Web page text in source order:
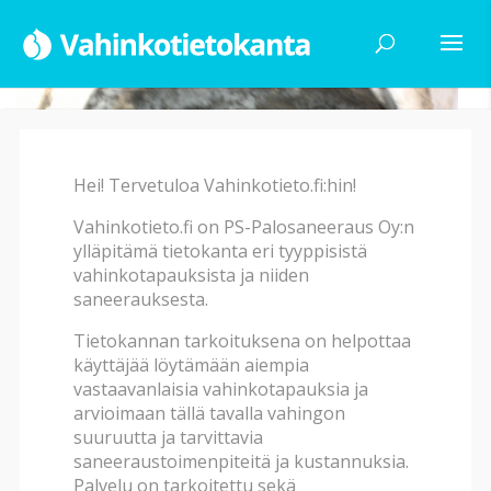
Vesi, ilmanvaihto /
putkihormirikko
Asukas havaitsi liesituulettimen vaihdon yhteydessä
poistoputken seinämän hormibetonin vaurioituneen.
Hei! Tervetuloa Vahinkotieto.fi:hin!
Vahinkotieto.fi on PS-Palosaneeraus Oy:n
ylläpitämä tietokanta eri tyyppisistä
vahinkotapauksista ja niiden
saneerauksesta.
Tietokannan tarkoituksena on helpottaa
käyttäjää löytämään aiempia
vastaavanlaisia vahinkotapauksia ja
arvioimaan tällä tavalla vahingon
suuruutta ja tarvittavia
saneeraustoimenpiteitä ja kustannuksia.
Palvelu on tarkoitettu sekä